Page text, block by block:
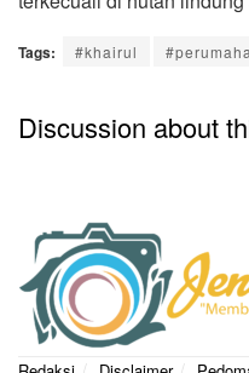
Tags: #khairul
Discussion about